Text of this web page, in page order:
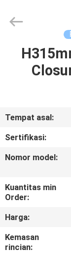
RUMAH
TENTANG
KAMI
TUR
PABRIK
KONTROL
KUALITAS
Technology
Co.,Ltd..
Tempat asal:
Sertifikasi:
Nomor model:
Kuantitas min
Order:
Harga:
Kemasan
rincian: